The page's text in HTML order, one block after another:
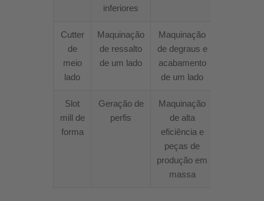
inferiores
Cutter
de
meio
lado
Maquinação
de ressalto
de um lado
Maquinação
de degraus e
acabamento
de um lado
Slot
mill de
forma
Geração de
perfis
Maquinação
de alta
eficiência e
peças de
produção em
massa